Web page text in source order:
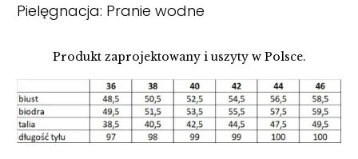
Pielęgnacja: Pranie wodne
Produkt zaprojektowany i uszyty w Polsce.